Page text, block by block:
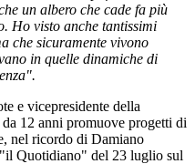
un albero che cade fa più
Ho visto anche tantissimi
che sicuramente vivono
in quelle dinamiche di
e vicepresidente della
12 anni promuove progetti di
nel ricordo di Damiano
Quotidiano" del 23 luglio sul